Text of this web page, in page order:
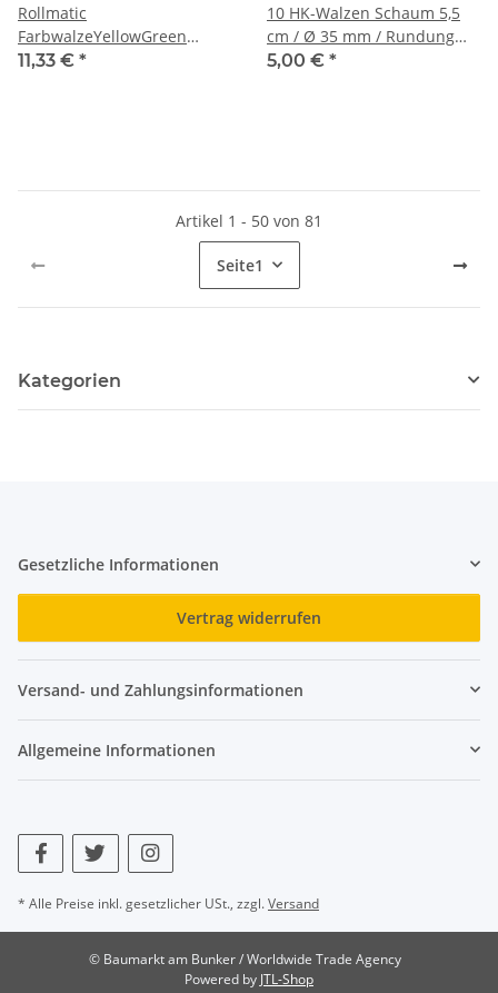
Rollmatic
FarbwalzeYellowGreen
Rollmatic Box gerade Ø80
11,33 € *
10 HK-Walzen Schaum 5,5
cm / Ø 35 mm / Rundung
gerade
5,00 € *
Artikel 1 - 50 von 81
Seite1
Kategorien
Gesetzliche Informationen
Vertrag widerrufen
Versand- und Zahlungsinformationen
Allgemeine Informationen
* Alle Preise inkl. gesetzlicher USt., zzgl.Versand
© Baumarkt am Bunker / Worldwide Trade Agency
Powered by JTL-Shop